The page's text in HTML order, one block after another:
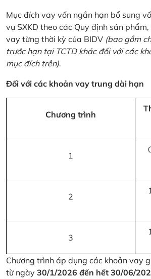
Mục đích vay vốn ngắn hạn bổ sung
vụ SXKD theo các Quy định sản
vay từng thời kỳ của BIDV (bao gồm
trước hạn tại TCTD khác đối với các
mục đích trên).
Đối với các khoản vay trung dài hạn
Chương trình
1
2
3
Chương trình áp dụng các khoản vay
từ ngày 30/1/2026 đến hết 30/06/